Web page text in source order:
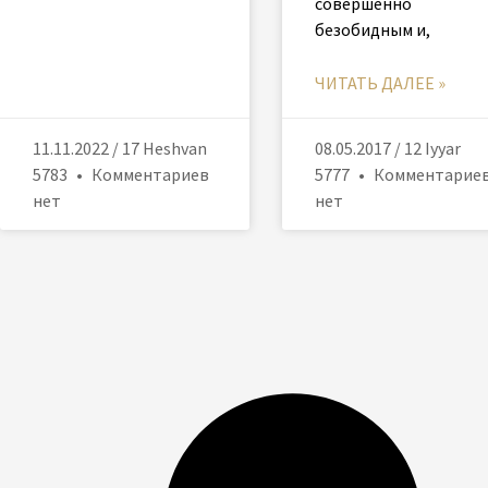
11.11.2022 / 17 Heshvan
5783
Комментариев
нет
безобидным и,
ЧИТАТЬ ДАЛЕЕ »
08.05.2017 / 12 Iyyar
5777
нет